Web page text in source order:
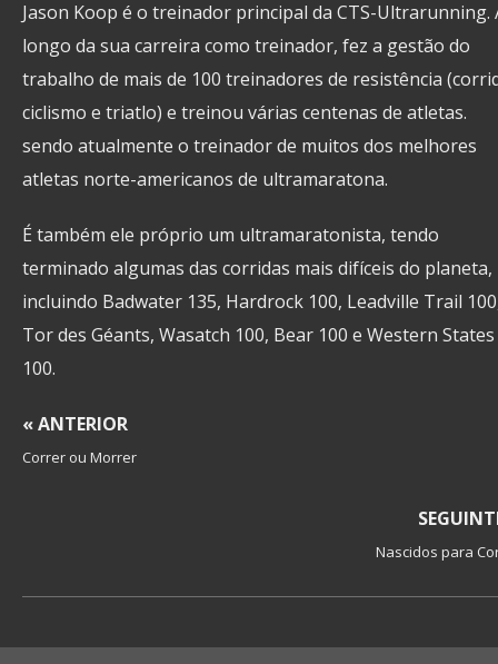
Jason Koop é o treinador principal da CTS-Ultrarunning.
longo da sua carreira como treinador, fez a gestão do
trabalho de mais de 100 treinadores de resistência
ciclismo e triatlo) e treinou várias centenas de atletas.
sendo atualmente o treinador de muitos dos melhores
atletas norte-americanos de ultramaratona.
É também ele próprio um ultramaratonista, tendo
terminado algumas das corridas mais difíceis do planeta,
incluindo Badwater 135, Hardrock 100, Leadville Trail
Tor des Géants, Wasatch 100, Bear 100 e Western States
100.
Correr ou Morrer
Nascidos para